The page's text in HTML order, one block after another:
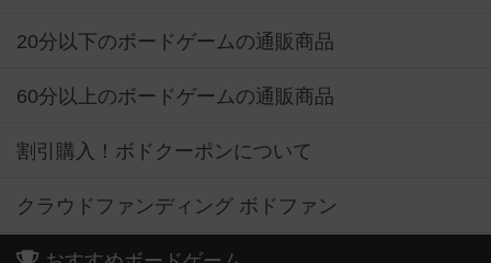
20分以下のボードゲームの通販商品
60分以上のボードゲームの通販商品
割引購入！ボドクーポンについて
クラウドファンディング ボドファン